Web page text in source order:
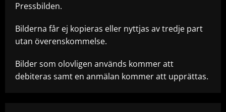
Pressbilden.
Bilderna får ej kopieras eller nyttjas av tredje part
utan överenskommelse.
Bilder som olovligen används kommer att
debiteras samt en anmälan kommer att upprättas.